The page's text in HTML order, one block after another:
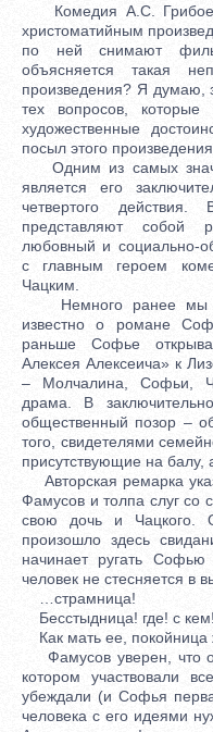
Комедия А.С.
христоматийным
по ней снимают
объясняется такая
произведения? Я думаю,
тех вопросов,
художественные
посыл этого произведения.
Одним из самых
является его
четвертого
представляют собой
любовный и социально-
с главным героем
Чацким.
Немного ранее мы
известно о романе
раньше Софье
Алексея Алексеича» к
– Молчалина, Софьи,
драма. В
общественный позор –
того, свидетелями
присутствующие на балу,
Авторская ремарка
Фамусов и толпа слуг со
свою дочь и Чацкого.
произошло здесь
начинает ругать
человек не стесняется в
…страмница!
Бесстыдница! где! с
Как мать ее, покойница
Фамусов уверен, что
котором участвовали
убеждали (и Софья
человека с его идеями